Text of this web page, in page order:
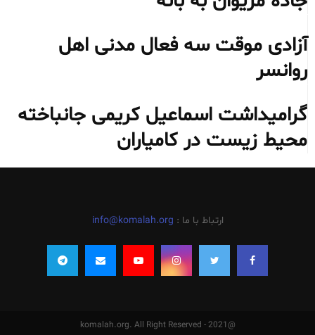
آزادی موقت سه فعال مدنی اهل
روانسر
گرامیداشت اسماعیل کریمی جانباخته
محیط‌ زیست در کامیاران
ارتباط با ما : info@komalah.org
@2021 - komalah.org. All Right Reserved